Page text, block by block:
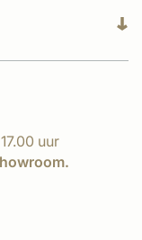
uur